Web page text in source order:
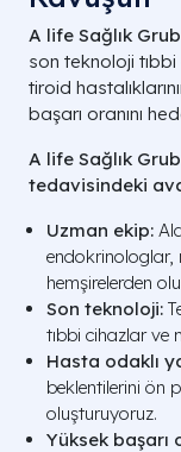
A life Sağlık
son teknoloji
tiroid
başarı oranını
A life Sağlık
tedavisindeki
Uzman ekip:
endokrinologlar,
hemşirelerden
Son teknoloji:
tıbbi cihazlar ve
Hasta odaklı
beklentilerini ön
oluşturuyoruz.
Yüksek başarı